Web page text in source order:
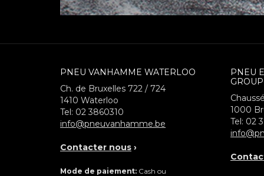
PNEU VANHAMME WATERLOO
Ch. de Bruxelles 722 / 724
1410 Waterloo
Tel: 02 3860310
info@pneuvanhamme.be
Contacter nous ›
Mode de paiement: Cash ou
PNEU
GROUP
1000
Tel: 02